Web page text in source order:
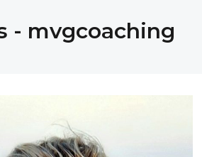
- mvgcoaching